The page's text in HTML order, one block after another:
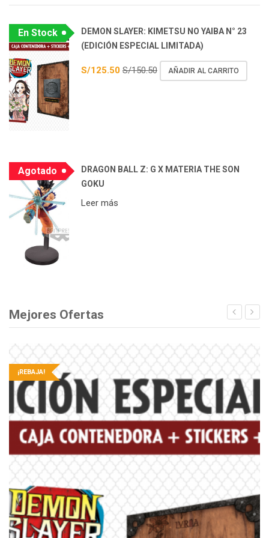
En Stock
DEMON SLAYER: KIMETSU NO YAIBA N° 23
(EDICIÓN ESPECIAL LIMITADA)
S/125.50 S/150.50 AÑADIR AL CARRITO
Agotado
DRAGON BALL Z: G X MATERIA THE SON
GOKU
Leer más
Mejores Ofertas
¡REBAJA!